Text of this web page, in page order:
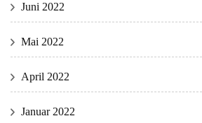
Juni 2022
Mai 2022
April 2022
Januar 2022